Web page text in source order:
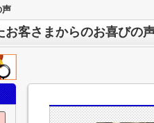
声
お客さまからのお喜びの